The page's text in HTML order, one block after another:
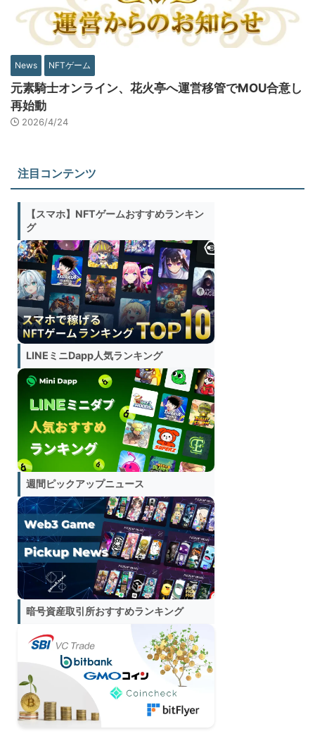
News NFTゲーム
元素騎士オンライン、花火亭へ運営移管でMOU合意し
再始動
2026/4/24
注目コンテンツ
【スマホ】NFTゲームおすすめランキン
グ
LINEミニDapp人気ランキング
週間ピックアップニュース
暗号資産取引所おすすめランキング